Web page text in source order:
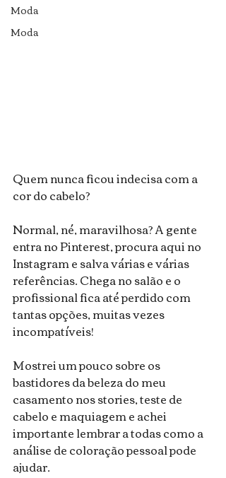
Moda
Moda
Quem nunca ficou indecisa com a
cor do cabelo?
Normal, né, maravilhosa? A gente
entra no Pinterest, procura aqui no
Instagram e salva várias e várias
referências. Chega no salão e o
profissional fica até perdido com
tantas opções, muitas vezes
incompatíveis!
Mostrei um pouco sobre os
bastidores da beleza do meu
casamento nos stories, teste de
cabelo e maquiagem e achei
importante lembrar a todas como a
análise de coloração pessoal pode
ajudar.